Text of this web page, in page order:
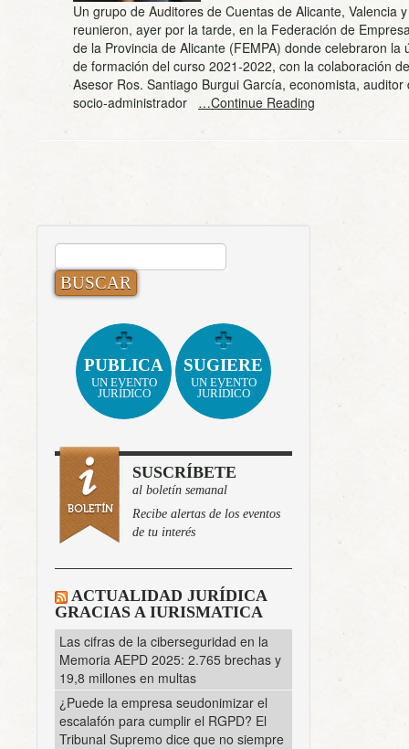
Un grupo de Auditores de Cuentas de Alicante, Valencia
reunieron, ayer por la tarde, en la Federación de
de la Provincia de Alicante (FEMPA) donde celebraron la
de formación del curso 2021-2022, con la colaboración
Asesor Ros. Santiago Burgui García, economista, auditor
socio-administrador …Continue Reading
BUSCAR:
PUBLICA
UN EVENTO
JURÍDICO
SUGIERE
UN EVENTO
JURÍDICO
SUSCRÍBETE
al boletín semanal
Recibe alertas de los eventos
de tu interés
ACTUALIDAD JURÍDICA
GRACIAS A IURISMATICA
Las cifras de la ciberseguridad en la
Memoria AEPD 2025: 2.765 brechas y
19,8 millones en multas
¿Puede la empresa seudonimizar el
escalafón para cumplir el RGPD? El
Tribunal Supremo dice que no siempre